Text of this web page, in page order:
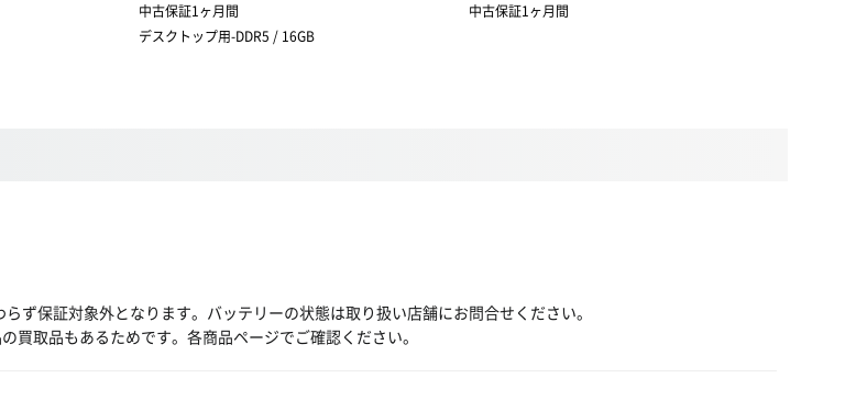
中古保証1ヶ月間
デスクトップ用-DDR5 / 16GB
中古保証1ヶ月間
ず保証対象外となります。バッテリーの状態は取り扱い店舗にお問合せください。
買取品もあるためです。各商品ページでご確認ください。